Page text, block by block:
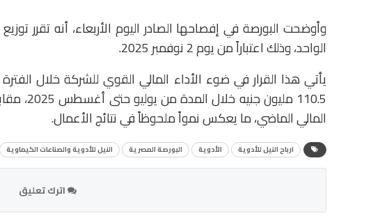
الواحد، وذلك اعتباراً من يوم 2 نوفمبر 2025.
يأتي هذا القرار في ضوء الأداء المالي القوي للشركة خلال
المالي الماضي، ما يعكس نمواً ملحوظاً في نتائج الأعمال.
ارباح النيل للأدوية الأدوية البورصة المصرية النيل للأدوية والصناعات الكيماوية
اترك تعليق